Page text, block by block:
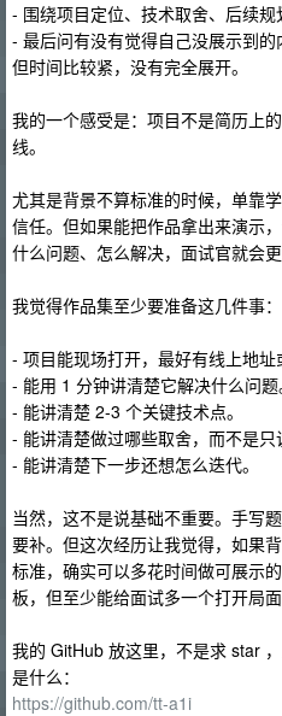
- 围绕项目定位、技术取舍、后续规
- 最后问有没有觉得自己没展示到的
但时间比较紧，没有完全展开。
我的一个感受是：项目不是简历上
线。
尤其是背景不算标准的时候，单靠
信任。但如果能把作品拿出来演示
什么问题、怎么解决，面试官就会更
我觉得作品集至少要准备这几件事：
- 项目能现场打开，最好有线上地址
- 能用 1 分钟讲清楚它解决什么问题
- 能讲清楚 2-3 个关键技术点。
- 能讲清楚做过哪些取舍，而不是只
- 能讲清楚下一步还想怎么迭代。
当然，这不是说基础不重要。手写
要补。但这次经历让我觉得，如果
标准，确实可以多花时间做可展示
板，但至少能给面试多一个打开局面
我的 GitHub 放这里，不是求 star
是什么：
https://github.com/tt-a1i